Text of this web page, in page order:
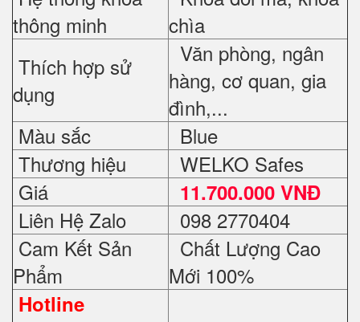
thông minh
chìa
Thích hợp sử
dụng
Văn phòng, ngân
hàng, cơ quan, gia
đình,...
Màu sắc
Blue
Thương hiệu
WELKO Safes
Giá
11.700.000 VNĐ
Liên Hệ Zalo
098 2770404
Cam Kết Sản
Phẩm
Chất Lượng Cao
Mới 100%
Hotline